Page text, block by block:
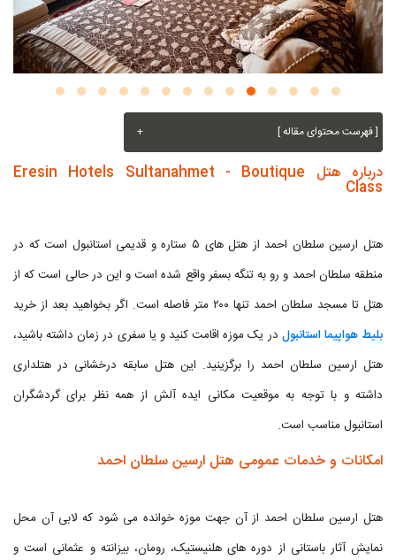
[ فهرست محتوای مقاله ] +
درباره هتل Eresin Hotels Sultanahmet - Boutique
Class
هتل ارسین سلطان احمد از هتل های ۵ ستاره و قدیمی استانبول است که در
منطقه سلطان احمد و رو به تنگه بسفر واقع شده است و این در حالی است که از
هتل تا مسجد سلطان احمد تنها ۲۰۰ متر فاصله است. اگر بخواهید بعد از خرید
بلیط هواپیما استانبول در یک موزه اقامت کنید و یا سفری در زمان داشته باشید،
هتل ارسین سلطان احمد را برگزینید. این هتل سابقه درخشانی در هتلداری
داشته و با توجه به موقعیت مکانی ایده آلش از همه نظر برای گردشگران
استانبول مناسب است.
امکانات و خدمات عمومی هتل ارسین سلطان احمد
هتل ارسین سلطان احمد از آن جهت موزه خوانده می شود که لابی آن محل
نمایش آثار باستانی از دوره های هلنیستیک، رومان، بیزانته و عثمانی است و